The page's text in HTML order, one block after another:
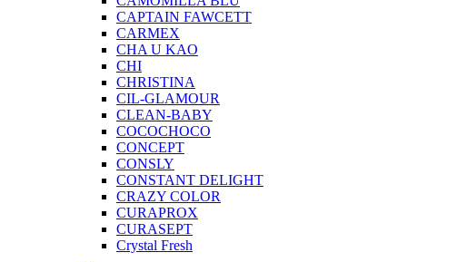
CAPTAIN FAWCETT
CARMEX
CHA U KAO
CHI
CHRISTINA
CIL-GLAMOUR
CLEAN-BABY
COCOCHOCO
CONCEPT
CONSLY
CONSTANT DELIGHT
CRAZY COLOR
CURAPROX
CURASEPT
Crystal Fresh